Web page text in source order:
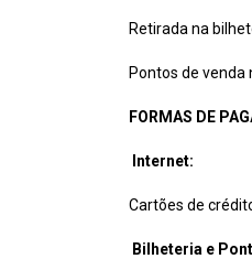
Retirada na
Pontos de venda
FORMAS DE
Internet:
Cartões de
Bilheteria e